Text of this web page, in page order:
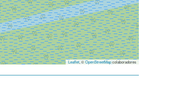
Leaflet , ©OpenStreetMapcolaboradores